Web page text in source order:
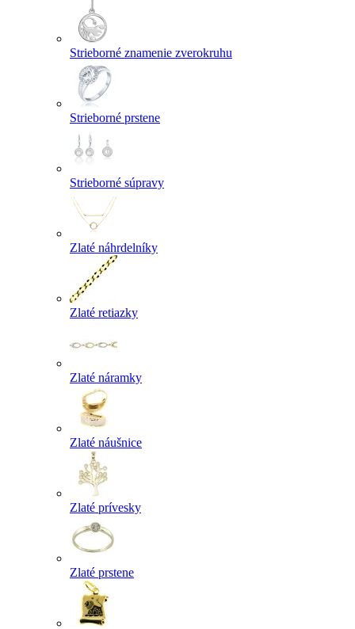
Strieborné znamenie zverokruhu
Strieborné prstene
Strieborné súpravy
Zlaté náhrdelníky
Zlaté retiazky
Zlaté náramky
Zlaté náušnice
Zlaté prívesky
Zlaté prstene